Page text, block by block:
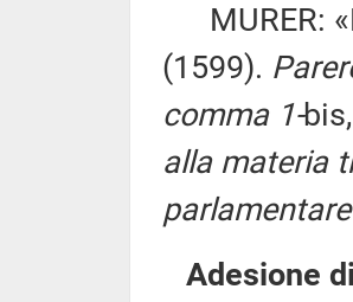
MURER:
(1599).
comma 1-
alla materia
Adesione